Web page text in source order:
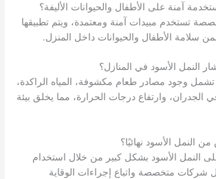
تستخدم مبيدات آمنة ومعتمدة، ويتم تطبيقها
سلامة الأطفال والحيوانات داخل المنزل.
تشمل وجود مصادر طعام مكشوفة، المياه الراكدة،
الجدران، وارتفاع درجات الحرارة، مما يخلق بيئة
النمل الأسود بشكل كبير من خلال استخدام
شركات متخصصة واتباع إجراءات الوقاية